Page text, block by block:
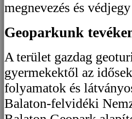
megnevezés és
Geoparkunk
A terület gazdag
gyermekektől az
folyamatok és
Balaton-felvidéki